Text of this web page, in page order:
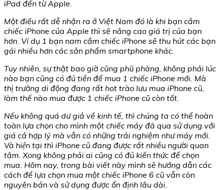
iPad đến từ Apple.
Một điều rất dễ nhận ra ở Việt Nam đó là khi bạn cầm
chiếc iPhone của Apple thì sẽ nâng cao giá trị của bạn
hơn. Ví dụ 1 bạn nam cầm chiếc iPhone sẽ thu hút các bạn
gái nhiều hơn các sản phẩm smartphone khác.
Tuy nhiên, sự thật bao giờ cũng phũ phàng, không phải lúc
nào bạn cũng có đủ tiền để mua 1 chiếc iPhone mới. Mà
thị trường di động đang rất hot trào lưu mua iPhone cũ,
làm thế nào mua được 1 chiếc iPhone cũ còn tốt.
Nếu không quá dư giả về kinh tế, thì chúng ta có thể hoàn
toàn lựa chọn cho mình một chiếc máy đã qua sử dụng với
giá cả hợp lý mà vẫn có những trải nghiệm như máy mới.
Và hiện tại thì iPhone cũ đang được rất nhiều người quan
tâm. Xong không phải ai cũng có đủ kiến thức để chọn
mua. Hôm nay, trong bài viết này mình sẽ hướng dẫn các
cách để lựa chọn mua một chiếc iPhone 6 cũ vẫn còn
nguyên bản và sử dụng được ổn định lâu dài.